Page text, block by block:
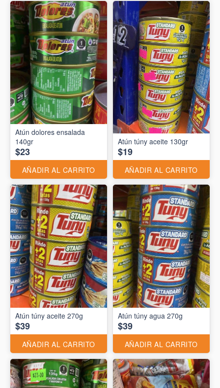
Atún dolores ensalada
140gr
$23
AÑADIR AL CARRITO
Atún túny aceite 130gr
$19
AÑADIR AL CARRITO
Atún túny aceite 270g
$39
AÑADIR AL CARRITO
Atún túny agua 270g
$39
AÑADIR AL CARRITO